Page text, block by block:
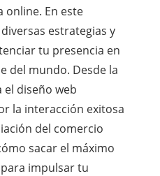
online. En este
estrategias y
tu presencia en
del mundo. Desde la
el diseño web
la interacción exitosa
del comercio
sacar el máximo
impulsar tu